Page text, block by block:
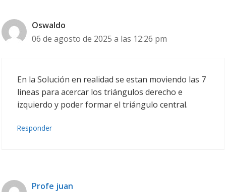
Oswaldo
06 de agosto de 2025 a las 12:26 pm
En la Solución en realidad se estan moviendo las 7
lineas para acercar los triángulos derecho e
izquierdo y poder formar el triángulo central.
Responder
Profe juan